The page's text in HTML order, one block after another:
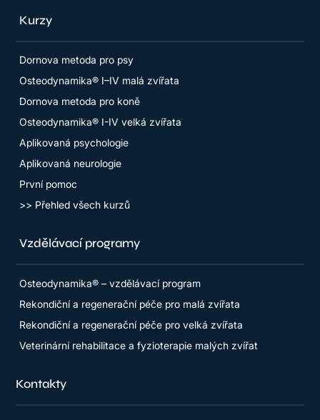
Kurzy
Dornova metoda pro psy
Osteodynamika® I–IV malá zvířata
Dornova metoda pro koně
Osteodynamika® I-IV velká zvířata
Aplikovaná psychologie
Aplikovaná neurologie
První pomoc
>> Přehled všech kurzů
Vzdělávací programy
Osteodynamika® – vzdělávací program
Rekondiční a regenerační péče pro malá zvířata
Rekondiční a regenerační péče pro velká zvířata
Veterinární rehabilitace a fyzioterapie malých zvířat
Kontakty